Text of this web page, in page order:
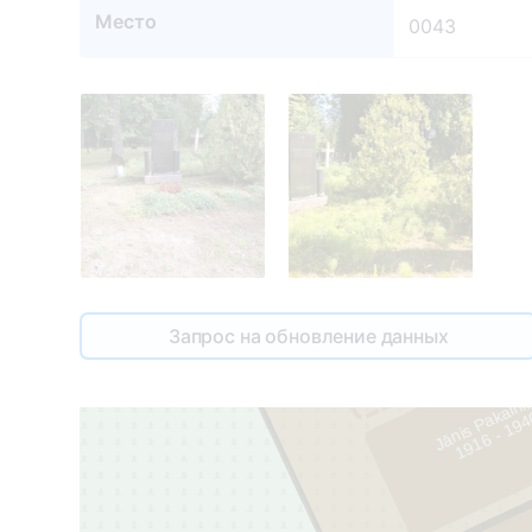
Место 0043
Запрос на обновление данных
Jānis
1916-194